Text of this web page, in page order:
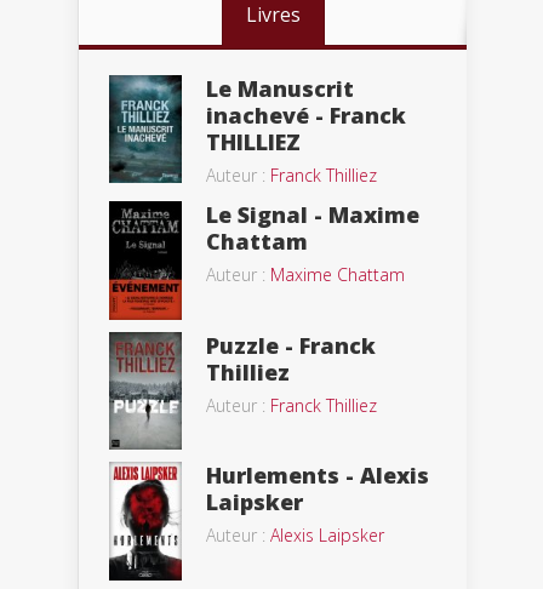
Livres
Le Manuscrit
inachevé - Franck
THILLIEZ
Auteur : Franck Thilliez
Le Signal - Maxime
Chattam
Auteur : Maxime Chattam
Puzzle - Franck
Thilliez
Auteur : Franck Thilliez
Hurlements - Alexis
Laipsker
Auteur : Alexis Laipsker